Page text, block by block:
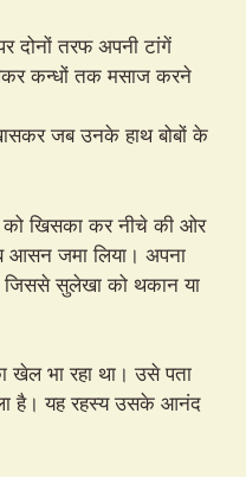
दोनों तरफ अपनी टांगें
कन्धों तक मसाज करने
जब उनके हाथ बोबों के
खिसका कर नीचे की ओर
जमा लिया। अपना
जिससे सुलेखा को थकान या
खेल भा रहा था। उसे पता
है। यह रहस्य उसके आनंद